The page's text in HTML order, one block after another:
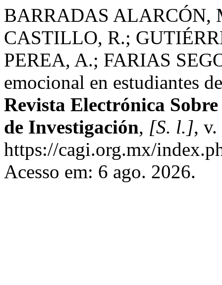
BARRADAS ALARCÓN,
CASTILLO, R.;
PEREA, A.; FARIAS
emocional en estudiantes
Revista Electrónica
de Investigación, [S. l.],
https://cagi.org.mx/
Acesso em: 6 ago. 2026.